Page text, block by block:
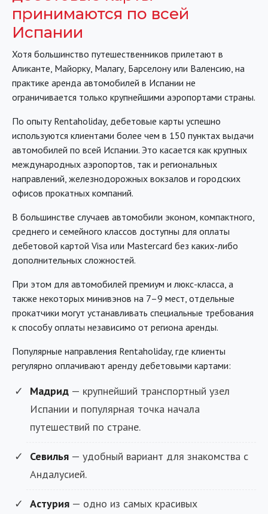
принимаются по всей
Испании
Хотя большинство путешественников прилетают в
Аликанте, Майорку, Малагу, Барселону или Валенсию, на
практике аренда автомобилей в Испании не
ограничивается только крупнейшими аэропортами страны.
По опыту Rentaholiday, дебетовые карты успешно
используются клиентами более чем в 150 пунктах выдачи
автомобилей по всей Испании. Это касается как крупных
международных аэропортов, так и региональных
направлений, железнодорожных вокзалов и городских
офисов прокатных компаний.
В большинстве случаев автомобили эконом, компактного,
среднего и семейного классов доступны для оплаты
дебетовой картой Visa или Mastercard без каких-либо
дополнительных сложностей.
При этом для автомобилей премиум и люкс-класса, а
также некоторых минивэнов на 7–9 мест, отдельные
прокатчики могут устанавливать специальные требования
к способу оплаты независимо от региона аренды.
Популярные направления Rentaholiday, где клиенты
регулярно оплачивают аренду дебетовыми картами:
Мадрид — крупнейший транспортный узел
Испании и популярная точка начала
путешествий по стране.
Севилья — удобный вариант для знакомства с
Андалусией.
Астурия — одно из самых красивых